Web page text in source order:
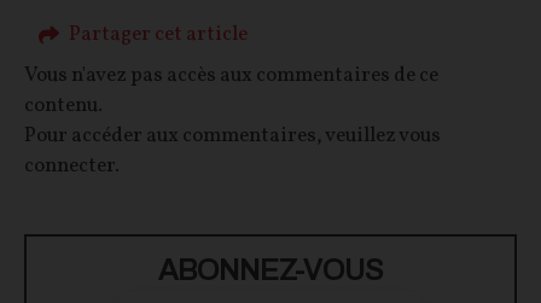
Partager cet article
Vous n'avez pas accès aux commentaires de ce
contenu.
Pour accéder aux commentaires, veuillez vous
connecter.
ABONNEZ-VOUS